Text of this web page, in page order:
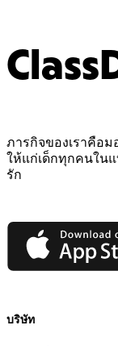
ภารกิจของเราคือ
ให้แก่เด็กทุกคนใน
รัก
App Store
บริษัท